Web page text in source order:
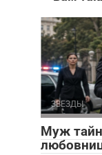
ЗВЕЗДЫ
Муж